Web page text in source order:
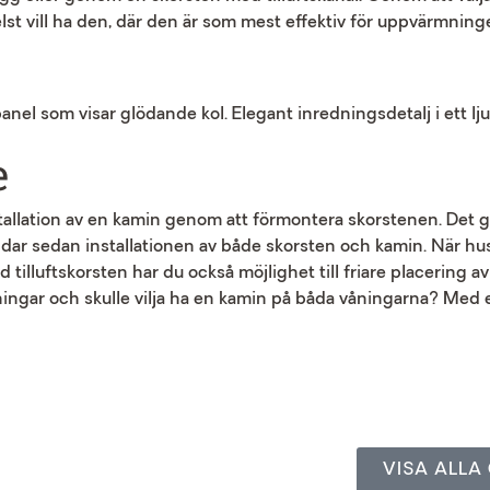
vill ha den, där den är som mest effektiv för
av en kamin genom att förmontera skorstenen. Det
sedan installationen av både skorsten och kamin. När
tilluftskorsten har du också möjlighet till friare placering
och skulle vilja ha en kamin på båda våningarna?
VISA ALLA